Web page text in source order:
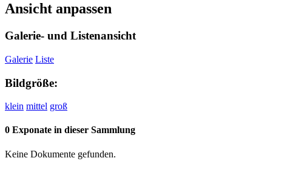
Ansicht anpassen
Galerie- und Listenansicht
Galerie Liste
Bildgröße:
klein mittel groß
0 Exponate in dieser Sammlung
Keine Dokumente gefunden.